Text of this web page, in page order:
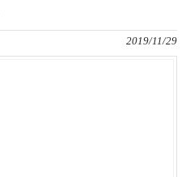
2019/11/29